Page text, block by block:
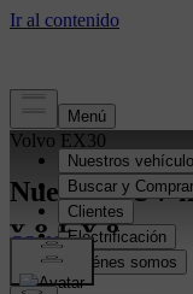
Volvo EX30
Nuestro SUV
CONOCE